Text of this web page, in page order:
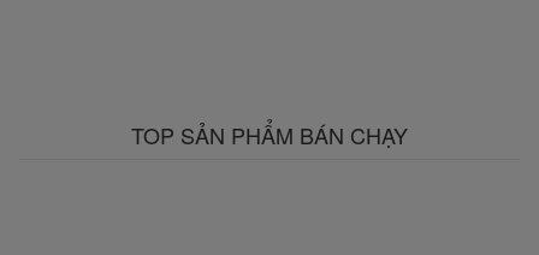
TOP SẢN PHẨM BÁN CHẠY